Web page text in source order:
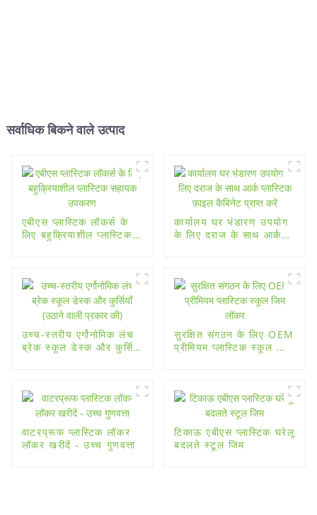
सर्वाधिक बिकने वाले उत्पाद
एबीएस प्लास्टिक लॉकर्स के
लिए बहुक्रियाशील प्लास्टिक
कार्यालय घर भंडारण उपयोग
के लिए दराज के साथ आर्क
उच्च-स्तरीय एर्गोनोमिक लंच
ब्रेक स्कूल डेस्क और कुर्सियाँ
सुरक्षित संगठन के लिए OEM
प्रीमियम प्लास्टिक स्कूल जिम
वाटरप्रूफ प्लास्टिक लॉकर
लॉकर खरीदें - उच्च गुणवत्ता
टिकाऊ एबीएस प्लास्टिक घरेलू
बदलते स्टूल जिम